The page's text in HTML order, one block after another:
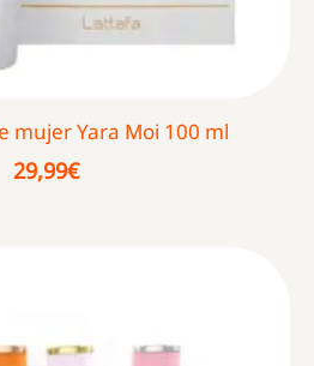
mujer Yara Moi 100 ml
29,99€